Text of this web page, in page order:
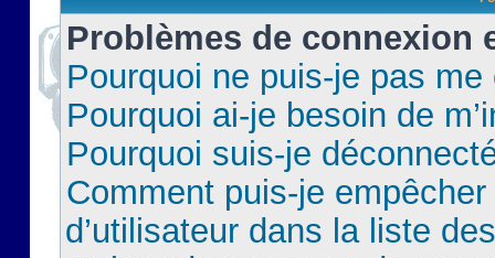
Problèmes de connexion
Pourquoi ne puis-je pas
Pourquoi ai-je besoin de
Pourquoi suis-je
Comment puis-je
d’utilisateur dans la liste